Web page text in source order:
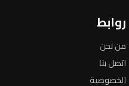
روابط
من نحن
اتصل بنا
الخصوصية